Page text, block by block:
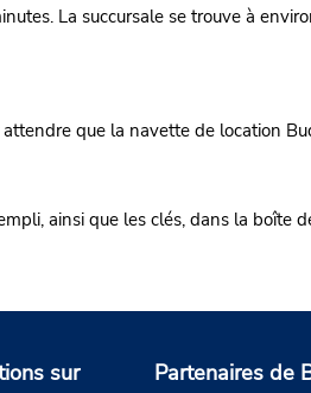
La succursale se trouve à
attendre que la navette de location
ainsi que les clés, dans la boîte
sur
Partenaires de